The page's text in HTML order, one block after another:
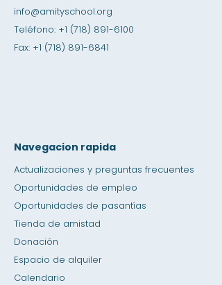
info@amityschool.org
Teléfono: +1 (718) 891-6100
Fax: +1 (718) 891-6841
Navegacion rapida
Actualizaciones y preguntas frecuentes
Oportunidades de empleo
Oportunidades de pasantías
Tienda de amistad
Donación
Espacio de alquiler
Calendario